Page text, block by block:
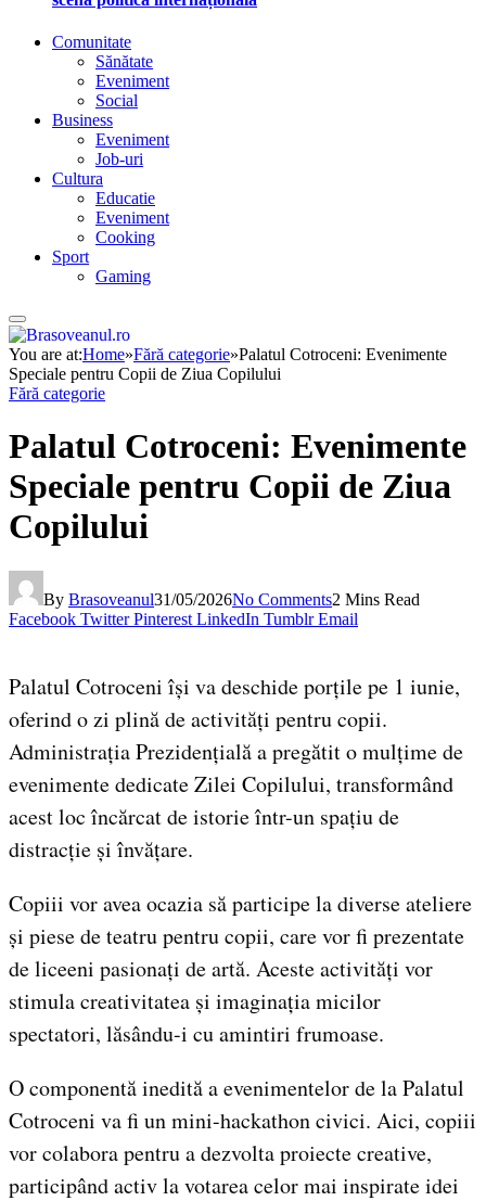
Comunitate
Sănătate
Eveniment
Social
Business
Eveniment
Job-uri
Cultura
Educatie
Eveniment
Cooking
Sport
Gaming
You are at:Home»Fără categorie»Palatul Cotroceni: Evenimente
Speciale pentru Copii de Ziua Copilului
Fără categorie
Palatul Cotroceni: Evenimente
Speciale pentru Copii de Ziua
Copilului
By Brasoveanul31/05/2026No Comments2 Mins Read
Facebook Twitter Pinterest LinkedIn Tumblr Email
Palatul Cotroceni își va deschide porțile pe 1 iunie,
oferind o zi plină de activități pentru copii.
Administrația Prezidențială a pregătit o mulțime de
evenimente dedicate Zilei Copilului, transformând
acest loc încărcat de istorie într-un spațiu de
distracție și învățare.
Copiii vor avea ocazia să participe la diverse ateliere
și piese de teatru pentru copii, care vor fi prezentate
de liceeni pasionați de artă. Aceste activități vor
stimula creativitatea și imaginația micilor
spectatori, lăsându-i cu amintiri frumoase.
O componentă inedită a evenimentelor de la Palatul
Cotroceni va fi un mini-hackathon civici. Aici, copiii
vor colabora pentru a dezvolta proiecte creative,
participând activ la votarea celor mai inspirate idei